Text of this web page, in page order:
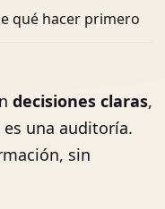
qué hacer primero
decisiones claras,
es una auditoría.
sin